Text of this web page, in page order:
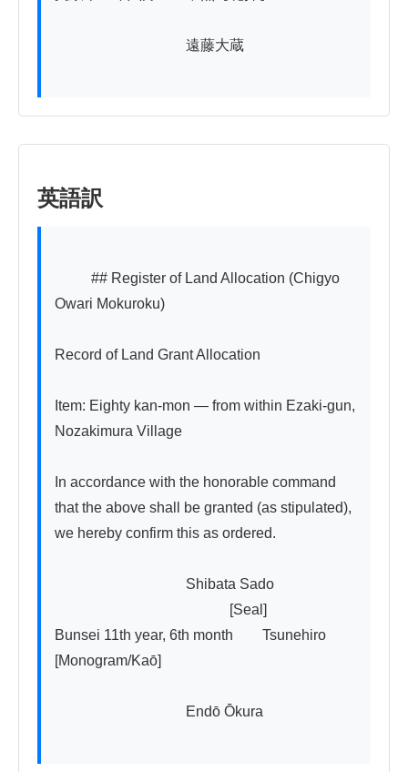
遠藤大蔵
英語訳
Owari Mokuroku)
Record of Land Grant Allocation
Item: Eighty kan-mon — from within Ezaki-gun,
Nozakimura Village
In accordance with the honorable command
that the above shall be granted (as stipulated),
we hereby confirm this as ordered.
Shibata Sado
[Seal]
Bunsei 11th year, 6th month　　Tsunehiro
[Monogram/Kaō]
Endō Ōkura